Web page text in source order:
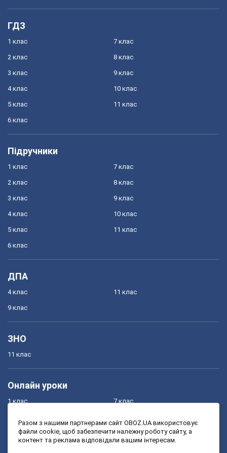
ГДЗ
1 клас
2 клас
3 клас
4 клас
5 клас
6 клас
7 клас
8 клас
9 клас
10 клас
11 клас
Підручники
1 клас
2 клас
3 клас
4 клас
5 клас
6 клас
7 клас
8 клас
9 клас
10 клас
11 клас
ДПА
4 клас
9 клас
11 клас
ЗНО
11 клас
Онлайн уроки
1 клас
3 клас
7 клас
9 клас
Разом з нашими партнерами сайт OBOZ.UA використовує
файли cookie, щоб забезпечити належну роботу сайту, а
контент та реклама відповідали вашим інтересам.